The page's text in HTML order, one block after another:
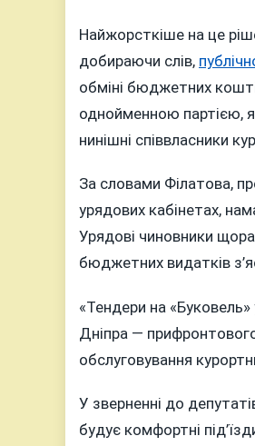
Найжорсткіше на це
добираючи слів,
обміні бюджетних
однойменною партією,
нинішні співвласники
За словами Філатова,
урядових кабінетах,
Урядові чиновники
бюджетних видатків
«Тендери на
Дніпра —
обслуговування
У зверненні до
будує комфортні